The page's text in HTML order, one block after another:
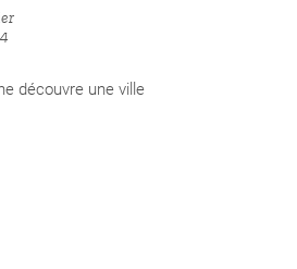
découvre une ville